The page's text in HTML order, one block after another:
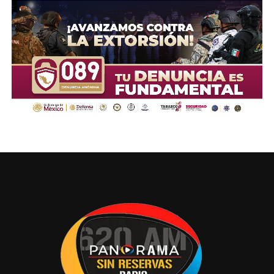
avanzar con mayor precisión y en menor tiempo.
Compartir en: